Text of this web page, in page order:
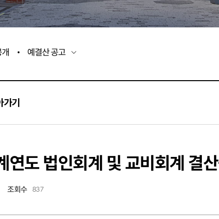
예결산 공고
기
도 법인회계 및 교비회계 결
조회수 837